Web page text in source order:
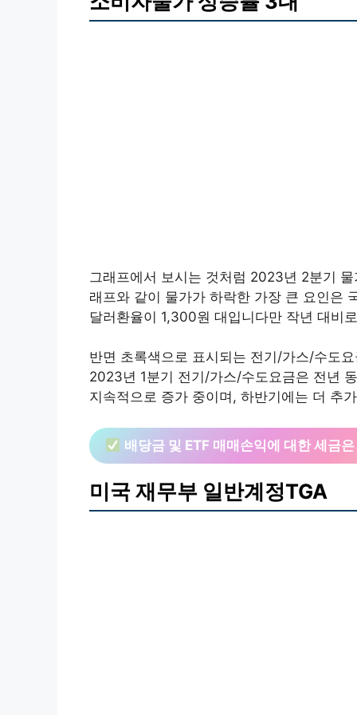
그래프에서 보시는 것처럼 2023년 2분기
래프와 같이 물가가 하락한 가장 큰 요인은
달러환율이 1,300원 대입니다만 작년 대비
반면 초록색으로 표시되는 전기/가스/수도
2023년 1분기 전기/가스/수도요금은 전년
지속적으로 증가 중이며, 하반기에는 더 추
배당금 및 ETF 매매손익에 대한 세금
미국 재무부 일반계정TGA